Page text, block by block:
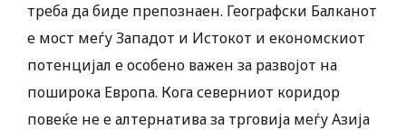
треба да биде препознаен. Географски Балканот
е мост меѓу Западот и Истокот и економскиот
потенцијал е особено важен за развојот на
поширока Европа. Кога северниот коридор
повеќе не е алтернатива за трговија меѓу Азија